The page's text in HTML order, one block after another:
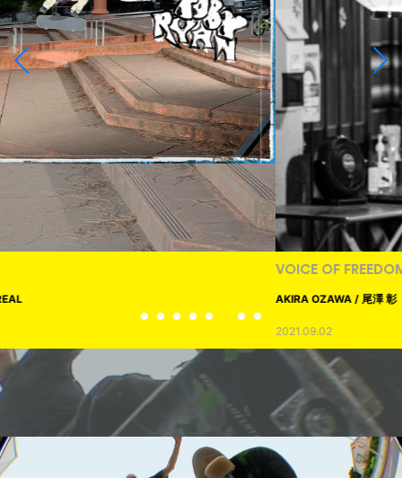
AKIRA OZAWA / 尾澤 彰